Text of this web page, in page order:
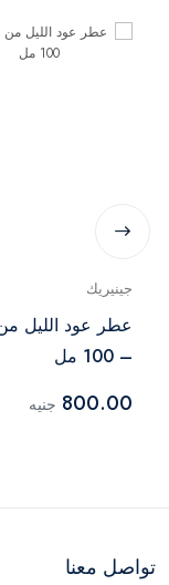
جينيريك
عطر عود الليل
– 100 مل
800.00 جنيه
تواصل معنا